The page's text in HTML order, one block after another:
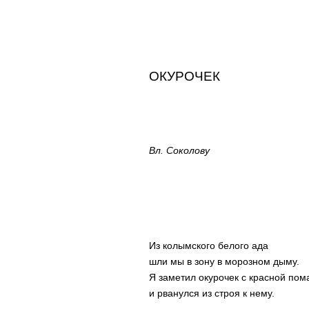
ОКУРОЧЕК
Вл. Соколову
Из колымского белого ада
шли мы в зону в морозном дыму.
Я заметил окурочек с красной
и рванулся из строя к нему.